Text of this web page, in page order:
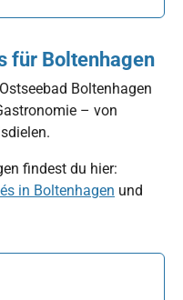
für Boltenhagen
Boltenhagen
– von
findest du hier:
in Boltenhagen und